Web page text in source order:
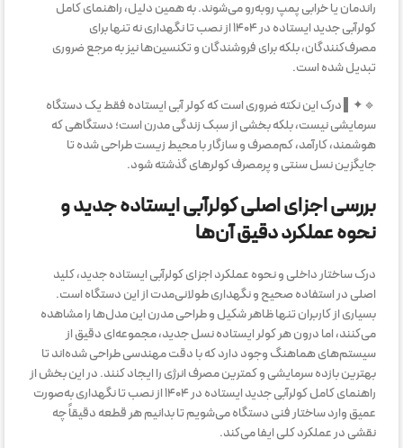
راندمان یا خرابی پمپ روبه‌رو می‌شوند. به همین دلیل، راهنمای کامل
کولرآبی جدید ایستاده در ۱۴۰۴ از نصب تا نگهداری نه تنها برای
مصرف‌کنندگان، بلکه برای فروشندگان و تکنسین‌ها نیز به مرجع ضروری
تبدیل شده است.
🔹✦▌ درک این نکته ضروری است که کولر آبی ایستاده فقط یک دستگاه
سرمایشی نیست، بلکه بخشی از سبک زندگی مدرن است؛ دستگاهی که
هوشمند، کارآمد، کم‌مصرف و سازگار با محیط زیست طراحی شده تا
جایگزین نسل سنتی و پرمصرف کولرهای گذشته شود.
بررسی اجزای اصلی کولرآبی ایستاده جدید و
نحوه عملکرد دقیق آن‌ها
درک ساختار داخلی و نحوه عملکرد اجزای کولرآبی ایستاده جدید، کلید
اصلی در استفاده صحیح و نگهداری طولانی‌مدت از این دستگاه است.
بسیاری از کاربران تنها ظاهر شکیل و طراحی مدرن این مدل‌ها را مشاهده
می‌کنند، اما درون هر کولر ایستاده نسل جدید، مجموعه‌ای دقیق از
سیستم‌های هماهنگ وجود دارد که با دقت مهندسی طراحی شده‌اند تا
بهترین بازده سرمایشی و کمترین مصرف انرژی را ایجاد کنند. در این بخش از
راهنمای کامل کولرآبی جدید ایستاده در ۱۴۰۴ از نصب تا نگهداری به‌صورت
عمیق وارد ساختار فنی دستگاه می‌شویم تا بدانیم هر قطعه دقیقاً چه
نقشی در عملکرد کلی ایفا می‌کند.